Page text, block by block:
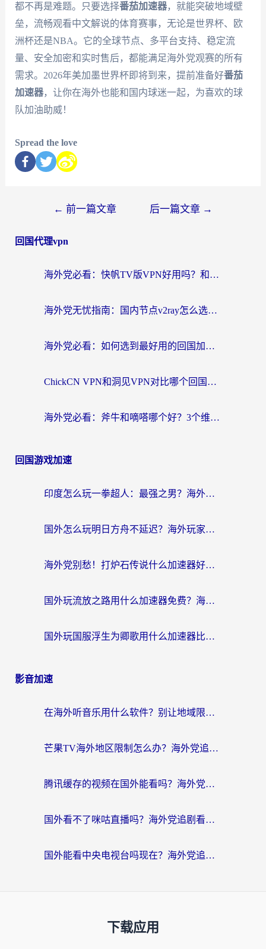
都不再是难题。只要选择番茄加速器，就能突破地域壁
垒，流畅观看中文解说的体育赛事，无论是世界杯、欧
洲杯还是NBA。它的全球节点、多平台支持、稳定流
量、安全加密和实时售后，都能满足海外党观赛的所有
需求。2026年美加墨世界杯即将到来，提前准备好番茄
加速器，让你在海外也能和国内球迷一起，为喜欢的球
队加油助威！
Spread the love
← 前一篇文章 后一篇文章 →
回国代理vpn
海外党必看：快帆TV版VPN好用吗？和快游VPN对比哪个回国效果更好？附实用避坑指南
海外党无忧指南：国内节点v2ray怎么选？一键回国VPN+多场景实测帮你避坑
海外党必看：如何选到最好用的回国加速器？从节点到售后的全维度指南
ChickCN VPN和洞见VPN对比哪个回国效果更好？海外党亲测3款加速器+避坑指南
海外党必看：斧牛和嘀嗒哪个好？3个维度教你选对回国加速器
回国游戏加速
印度怎么玩一拳超人：最强之男？海外党国服游戏加速避坑指南
国外怎么玩明日方舟不延迟？海外玩家国服游戏加速终极指南（附DNF梦幻诛仙解决方案）
海外党别愁！打炉石传说什么加速器好用？3个实用技巧解决国服游戏卡顿
国外玩流放之路用什么加速器免费？海外党亲测有效的国服游戏加速指南
国外玩国服浮生为卿歌用什么加速器比较好？海外党亲测不踩坑指南
影音加速
在海外听音乐用什么软件？别让地域限制断了你的华语歌单
芒果TV海外地区限制怎么办？海外党追剧看片的实用加速器选择指南
腾讯缓存的视频在国外能看吗？海外党追剧看片的终极解决方案
国外看不了咪咕直播吗？海外党追剧看片的加速器选择指南
国外能看中央电视台吗现在？海外党追剧看央视的实用指南
下载应用